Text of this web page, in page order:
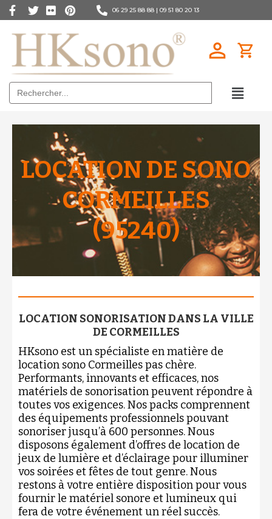
06 29 25 88 88 | 09 51 80 20 13
Search
for:
LOCATION DE SONO
CORMEILLES
(95240)
LOCATION SONORISATION DANS LA VILLE
DE CORMEILLES
HKsono est un spécialiste en matière de
location sono Cormeilles pas chère.
Performants, innovants et efficaces, nos
matériels de sonorisation peuvent répondre à
toutes vos exigences. Nos packs comprennent
des équipements professionnels pouvant
sonoriser jusqu’à 600 personnes. Nous
disposons également d’offres de location de
jeux de lumière et d’éclairage pour illuminer
vos soirées et fêtes de tout genre. Nous
restons à votre entière disposition pour vous
fournir le matériel sonore et lumineux qui
fera de votre événement un réel succès.